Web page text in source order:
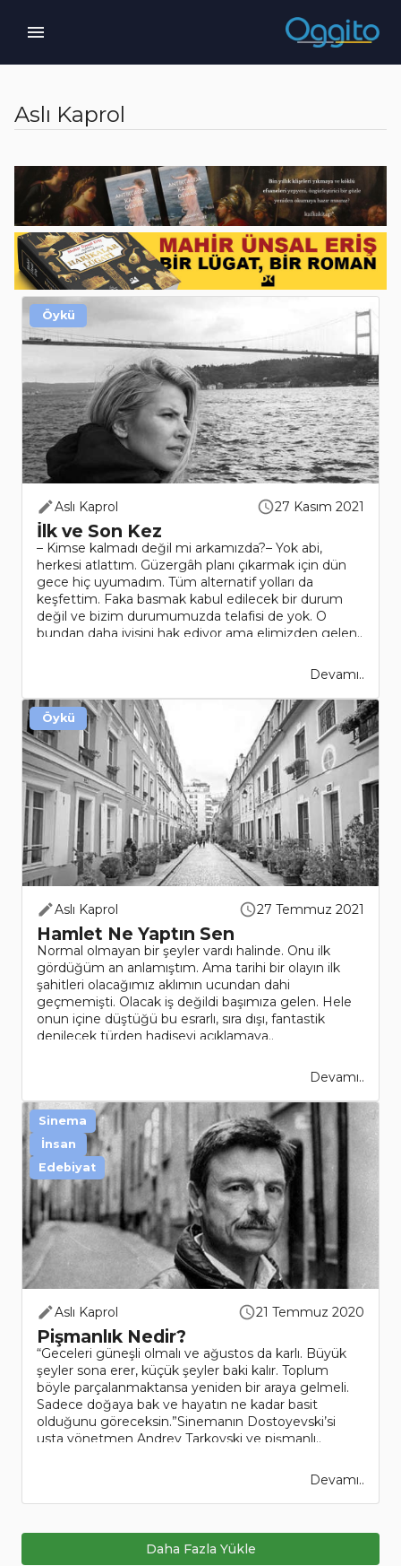
Aslı Kaprol
Aslı Kaprol 27 Kasım 2021
İlk ve Son Kez
– Kimse kalmadı değil mi arkamızda?– Yok abi,
herkesi atlattım. Güzergâh planı çıkarmak için dün
gece hiç uyumadım. Tüm alternatif yolları da
keşfettim. Faka basmak kabul edilecek bir durum
değil ve bizim durumumuzda telafisi de yok. O
bundan daha iyisini hak ediyor ama elimizden gelen..
Devamı..
Öykü
Aslı Kaprol 27 Temmuz 2021
Hamlet Ne Yaptın Sen
Normal olmayan bir şeyler vardı halinde. Onu ilk
gördüğüm an anlamıştım. Ama tarihi bir olayın ilk
şahitleri olacağımız aklımın ucundan dahi
geçmemişti. Olacak iş değildi başımıza gelen. Hele
onun içine düştüğü bu esrarlı, sıra dışı, fantastik
denilecek türden hadiseyi açıklamaya..
Devamı..
Öykü
Aslı Kaprol 21 Temmuz 2020
Pişmanlık Nedir?
“Geceleri güneşli olmalı ve ağustos da karlı. Büyük
şeyler sona erer, küçük şeyler baki kalır. Toplum
böyle parçalanmaktansa yeniden bir araya gelmeli.
Sadece doğaya bak ve hayatın ne kadar basit
olduğunu göreceksin.”Sinemanın Dostoyevski’si
usta yönetmen Andrey Tarkovski ve pişmanlı..
Devamı..
Sinema
İnsan
Edebiyat
Daha Fazla Yükle